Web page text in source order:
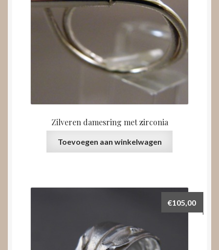
Zilveren damesring met zirconia
Toevoegen aan winkelwagen
€105,00